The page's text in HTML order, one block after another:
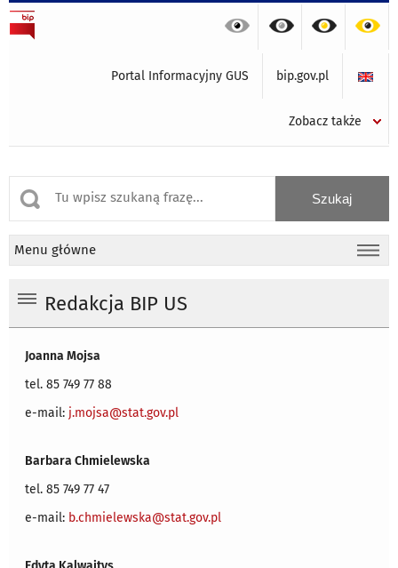
Portal Informacyjny GUS bip.gov.pl
Zobacz także
Menu główne
Redakcja BIP US
Joanna Mojsa
tel. 85 749 77 88
e-mail: j.mojsa@stat.gov.pl
Barbara Chmielewska
tel. 85 749 77 47
e-mail: b.chmielewska@stat.gov.pl